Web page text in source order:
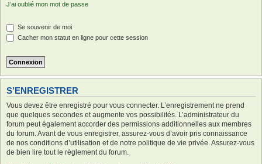
J’ai oublié mon mot de passe
Se souvenir de moi
Cacher mon statut en ligne pour cette session
S’ENREGISTRER
Vous devez être enregistré pour vous connecter. L’enregistrement ne prend
que quelques secondes et augmente vos possibilités. L’administrateur du
forum peut également accorder des permissions additionnelles aux membres
du forum. Avant de vous enregistrer, assurez-vous d’avoir pris connaissance
de nos conditions d’utilisation et de notre politique de vie privée. Assurez-vous
de bien lire tout le règlement du forum.